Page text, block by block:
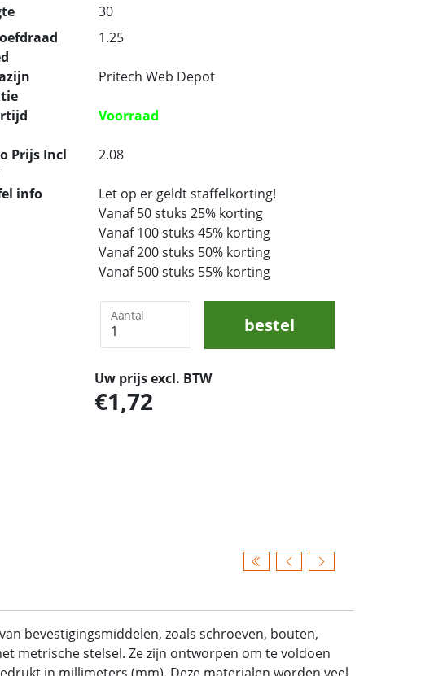
30
1.25
Pritech Web Depot
Voorraad
Prijs Incl
2.08
info
Let op er geldt staffelkorting!
Vanaf 50 stuks 25% korting
Vanaf 100 stuks 45% korting
Vanaf 200 stuks 50% korting
Vanaf 500 stuks 55% korting
Aantal bestel
Uw prijs excl. BTW
1,72
bevestigingsmiddelen, zoals schroeven, bouten,
metrische stelsel. Ze zijn ontworpen om te voldoen